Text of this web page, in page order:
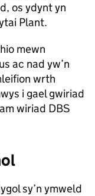
os ydynt yn
Plant.
mewn
ac nad yw’n
wrth
i gael gwiriad
wiriad DBS
sy’n ymweld